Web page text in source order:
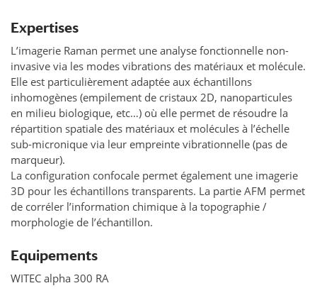
Expertises
L’imagerie Raman permet une analyse fonctionnelle non-
invasive via les modes vibrations des matériaux et molécule.
Elle est particulièrement adaptée aux échantillons
inhomogènes (empilement de cristaux 2D, nanoparticules
en milieu biologique, etc…) où elle permet de résoudre la
répartition spatiale des matériaux et molécules à l’échelle
sub-micronique via leur empreinte vibrationnelle (pas de
marqueur).
La configuration confocale permet également une imagerie
3D pour les échantillons transparents. La partie AFM permet
de corréler l’information chimique à la topographie /
morphologie de l’échantillon.
Equipements
WITEC alpha 300 RA